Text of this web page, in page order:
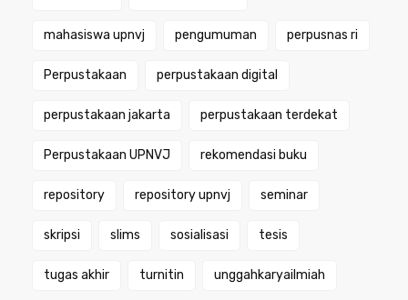
mahasiswa upnvj pengumuman perpusnas ri
Perpustakaan perpustakaan digital
perpustakaan jakarta perpustakaan terdekat
Perpustakaan UPNVJ rekomendasi buku
repository repository upnvj seminar
skripsi slims sosialisasi tesis
tugas akhir turnitin unggahkaryailmiah